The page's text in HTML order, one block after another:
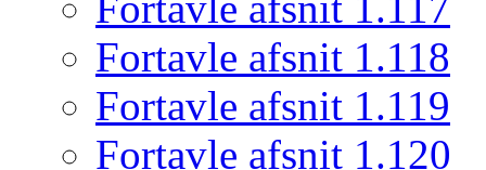
Fortavle afsnit 1.118
Fortavle afsnit 1.119
Fortavle afsnit 1.120